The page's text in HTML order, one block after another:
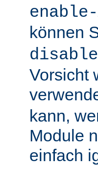
enable-
können
Vorsicht
kann,
Module
einfach